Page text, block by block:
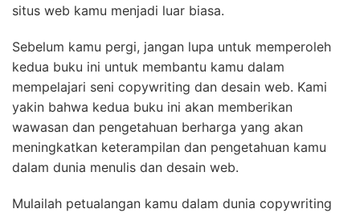
situs web kamu menjadi luar biasa.
Sebelum kamu pergi, jangan lupa untuk memperoleh
kedua buku ini untuk membantu kamu dalam
mempelajari seni copywriting dan desain web. Kami
yakin bahwa kedua buku ini akan memberikan
wawasan dan pengetahuan berharga yang akan
meningkatkan keterampilan dan pengetahuan kamu
dalam dunia menulis dan desain web.
Mulailah petualangan kamu dalam dunia copywriting